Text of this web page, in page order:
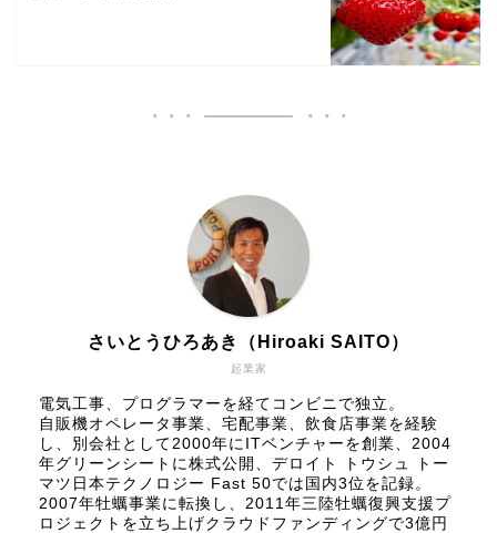
起業家
さいとうひろあき（Hiroaki SAITO）
電気工事、プログラマーを経てコンビニで独立。
自販機オペレータ事業、宅配事業、飲食店事業を経験
し、別会社として2000年にITベンチャーを創業、2004
年グリーンシートに株式公開、 デロイト トウシュ トー
マツ日本テクノロジー Fast 50では国内3位を記録。
2007年牡蠣事業に転換し、2011年三陸牡蠣復興支援プ
ロジェクトを立ち上げクラウドファンディングで3億円